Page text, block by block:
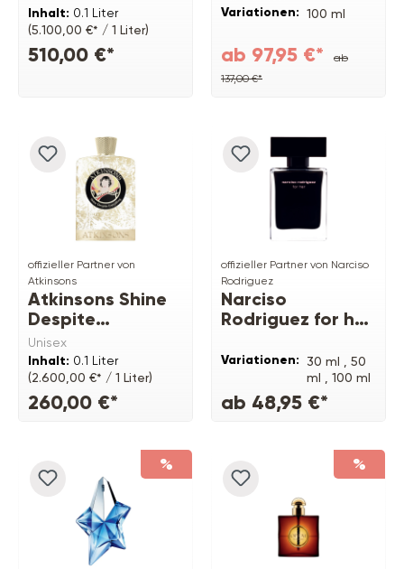
Inhalt: 0.1 Liter
(5.100,00 €* / 1 Liter)
510,00 €*
Variationen: 100 ml
ab 97,95 €*
ab
137,00 €*
offizieller Partner von
Atkinsons
Atkinsons Shine
Despite
Everything EDP
Unisex
Inhalt: 0.1 Liter
(2.600,00 €* / 1 Liter)
260,00 €*
offizieller Partner von Narciso
Rodriguez
Narciso
Rodriguez for her
Variationen: 30 ml , 50
ml , 100 ml
ab 48,95 €*
% %